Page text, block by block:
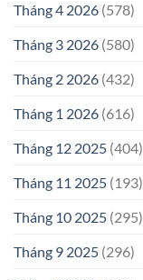
Tháng 4 2026 (578)
Tháng 3 2026 (580)
Tháng 2 2026 (432)
Tháng 1 2026 (616)
Tháng 12 2025 (404)
Tháng 11 2025 (193)
Tháng 10 2025 (295)
Tháng 9 2025 (296)